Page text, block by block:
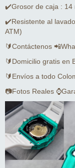
✔️Grosor de caja : 14
✔️Resistente al
ATM)
🔰Contáctenos
🔰Domicilio gratis en
🔰Envíos a todo
📷Fotos Reales